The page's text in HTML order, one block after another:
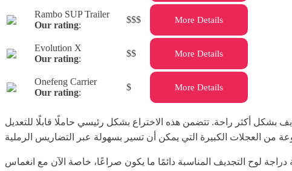
Rambo SUP Trailer
Our rating:
$$$ More Details
Evolution X
Our rating:
$$ More Details
Onefeng Carrier
Our rating:
$ More Details
بشكل أكثر راحة. تتضمن هذه الاختراع بشكل رئيسي حاملًا قابلًا للتعديل
لوح التجديف المناسبة دائمًا ما يكون صراعًا، خاصة الآن مع انغماس